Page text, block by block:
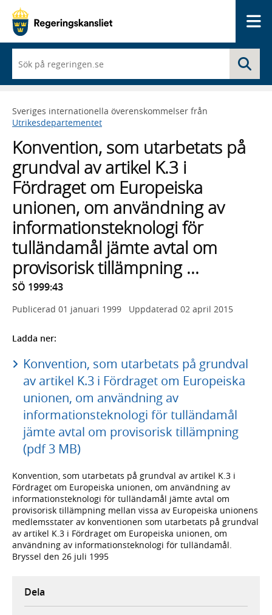
du
börjar
skriva
framträder
en
med
sökförslag
Sveriges internationella överenskommelser från
Utrikesdepartementet
Konvention, som utarbetats på
grundval av artikel K.3 i
Fördraget om Europeiska
unionen, om användning av
informationsteknologi för
tulländamål jämte avtal om
provisorisk tillämpning ...
SÖ 1999:43
Publicerad 01 januari 1999 Uppdaterad 02 april 2015
Ladda ner:
Konvention, som utarbetats på grundval
av artikel K.3 i Fördraget om Europeiska
unionen, om användning av
informationsteknologi för tulländamål
jämte avtal om provisorisk tillämpning
(pdf 3 MB)
Konvention, som utarbetats på grundval av artikel K.3 i
Fördraget om Europeiska unionen, om användning av
informationsteknologi för tulländamål jämte avtal om
provisorisk tillämpning mellan vissa av Europeiska unionens
medlemsstater av konventionen som utarbetats på grundval
av artikel K.3 i Fördraget om Europeiska unionen, om
användning av informationsteknologi för tulländamål.
Bryssel den 26 juli 1995
Dela